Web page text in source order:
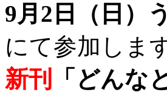
9月2日（日）
にて参加しま
新刊
「どんな